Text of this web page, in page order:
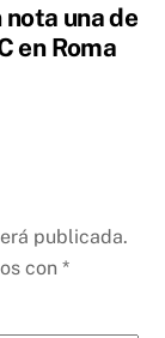
una de
en Roma
publicada.
con*